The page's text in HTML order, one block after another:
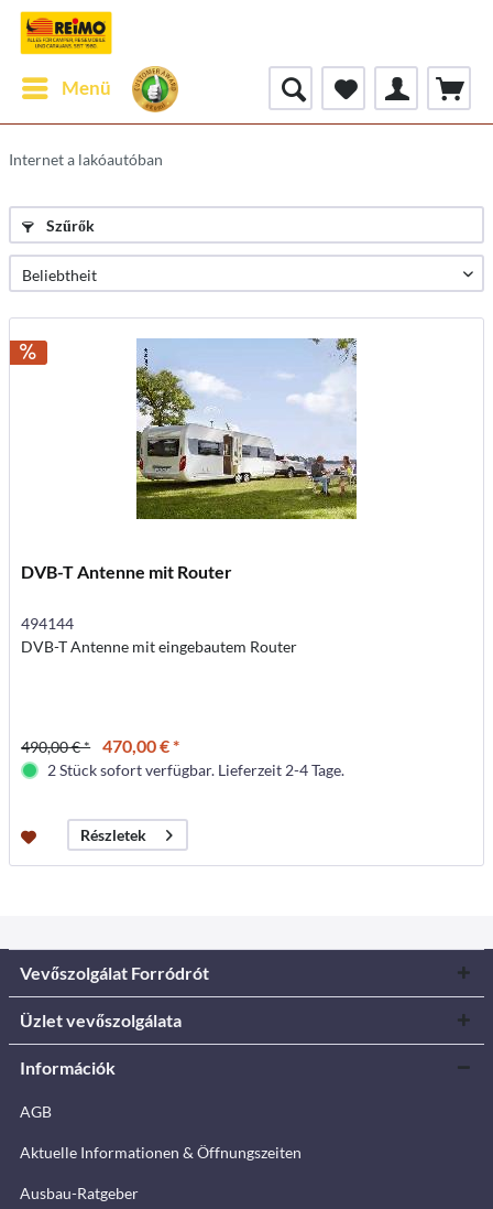
Menü
Internet a lakóautóban
Szűrők
DVB-T Antenne mit Router
494144
DVB-T Antenne mit eingebautem Router
490,00 € * 470,00 € *
2 Stück sofort verfügbar. Lieferzeit 2-4 Tage.
Részletek
Vevőszolgálat Forródrót
Üzlet vevőszolgálata
Információk
AGB
Aktuelle Informationen & Öffnungszeiten
Ausbau-Ratgeber